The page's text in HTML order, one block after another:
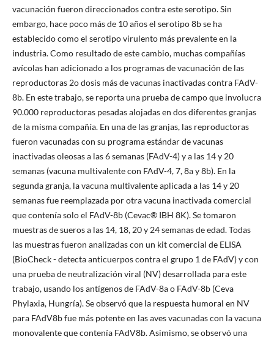
vacunación fueron direccionados contra este serotipo. Sin
embargo, hace poco más de 10 años el serotipo 8b se ha
establecido como el serotipo virulento más prevalente en la
industria. Como resultado de este cambio, muchas compañías
avícolas han adicionado a los programas de vacunación de las
reproductoras 2o dosis más de vacunas inactivadas contra FAdV-
8b. En este trabajo, se reporta una prueba de campo que involucra
90.000 reproductoras pesadas alojadas en dos diferentes granjas
de la misma compañía. En una de las granjas, las reproductoras
fueron vacunadas con su programa estándar de vacunas
inactivadas oleosas a las 6 semanas (FAdV-4) y a las 14 y 20
semanas (vacuna multivalente con FAdV-4, 7, 8a y 8b). En la
segunda granja, la vacuna multivalente aplicada a las 14 y 20
semanas fue reemplazada por otra vacuna inactivada comercial
que contenía solo el FAdV-8b (Cevac® IBH 8K). Se tomaron
muestras de sueros a las 14, 18, 20 y 24 semanas de edad. Todas
las muestras fueron analizadas con un kit comercial de ELISA
(BioCheck - detecta anticuerpos contra el grupo 1 de FAdV) y con
una prueba de neutralización viral (NV) desarrollada para este
trabajo, usando los antígenos de FAdV-8a o FAdV-8b (Ceva
Phylaxia, Hungría). Se observó que la respuesta humoral en NV
para FAdV8b fue más potente en las aves vacunadas con la vacuna
monovalente que contenía FAdV8b. Asimismo, se observó una